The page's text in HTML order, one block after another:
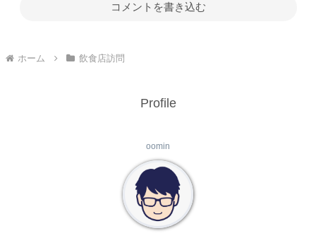
コメントを書き込む
ホーム 飲食店訪問
Profile
oomin